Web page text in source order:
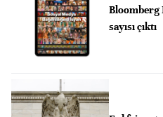
Bloomberg
sayısı çıktı